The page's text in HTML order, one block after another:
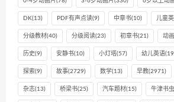
DK(13) PDF有声点读(9) 中章书(10) 儿童
分级教材(40) 分级阅读(23) 初章书(21) 动
历史(9) 安静书(10) 小灯塔(57) 幼儿英语
探索(9) 故事(2729) 数学(13) 早教(2971)
杂志(13) 桥梁书(25) 汽车题材(15) 牛津书虫